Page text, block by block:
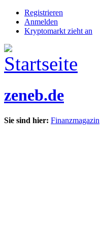
Registrieren
Anmelden
Kryptomarkt zieht an
zeneb.de
Sie sind hier: Finanzmagazin